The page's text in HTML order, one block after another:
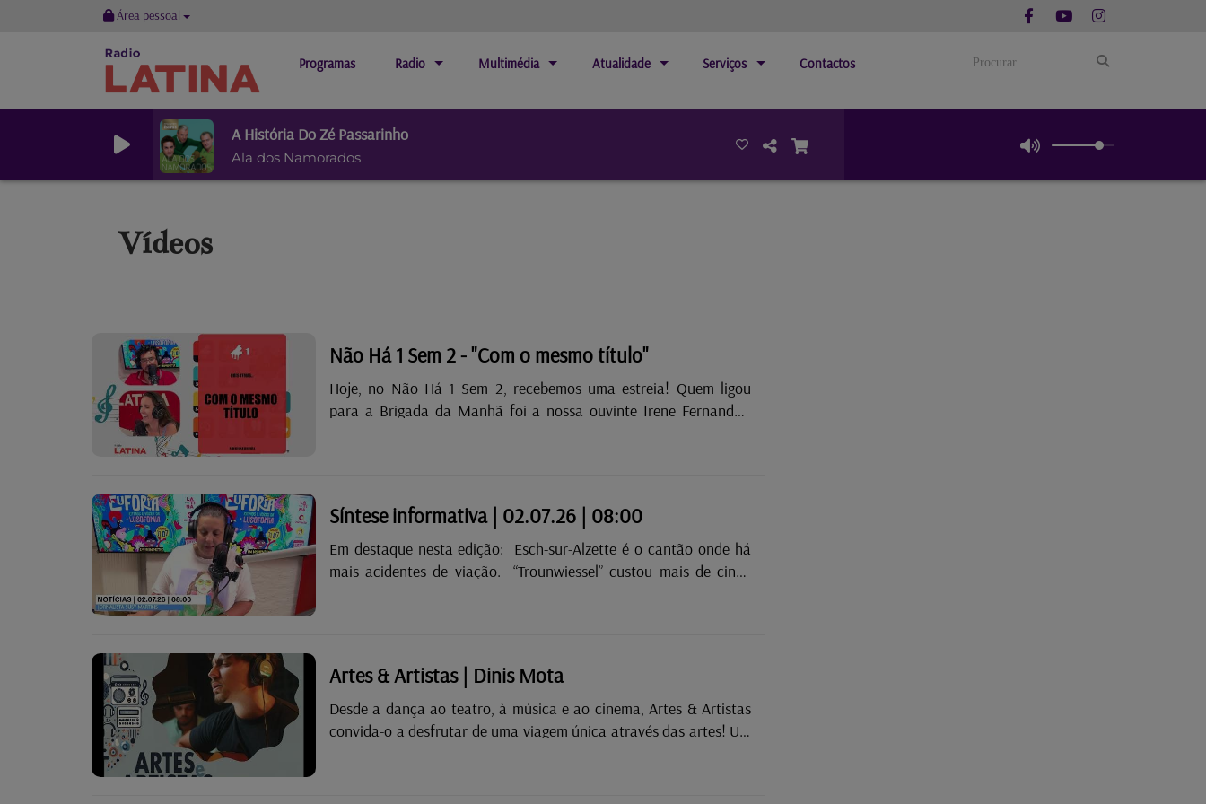
Área pessoal
Programas Radio Multimédia Atualidade Serviços Contactos
A História Do Zé Passarinho
Ala dos Namorados
Vídeos
Não Há 1 Sem 2 - "Com o mesmo título"
Hoje, no Não Há 1 Sem 2, recebemos uma estreia! Quem ligou
para a Brigada da Manhã foi a nossa ouvinte Irene Fernandes,
Síntese informativa | 02.07.26 | 08:00
Em destaque nesta edição: Esch-sur-Alzette é o cantão onde há
mais acidentes de viação. “Trounwiessel” custou mais de cinco
Artes & Artistas | Dinis Mota
Desde a dança ao teatro, à música e ao cinema, Artes & Artistas
convida-o a desfrutar de uma viagem única através das artes! Um